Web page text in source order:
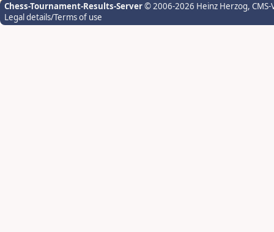
Chess-Tournament-Results-Server© 2006-2026 Heinz Herzog,
Legal details/Terms of use